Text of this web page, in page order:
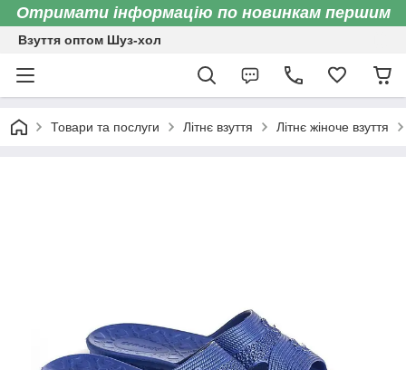
Отримати інформацію по новинкам першим
Взуття оптом Шуз-хол
Товари та послуги Літнє взуття Літнє жіноче взуття